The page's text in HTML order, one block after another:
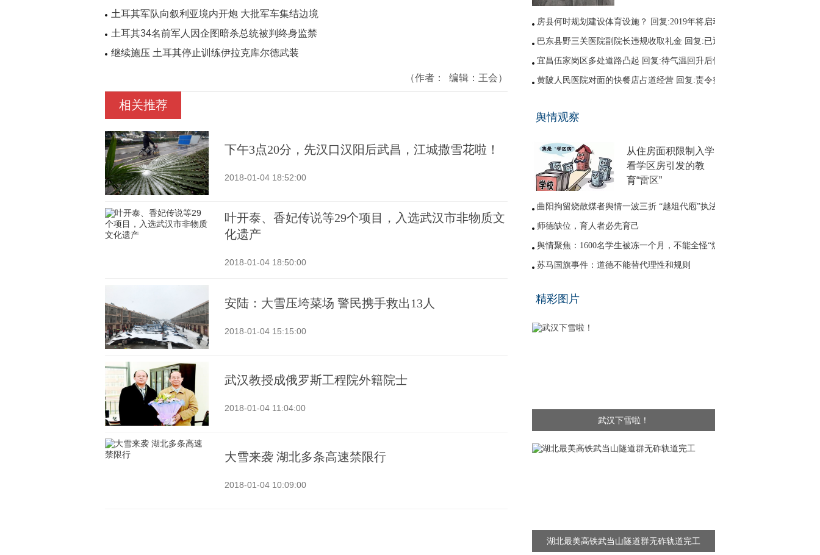
土耳其军队向叙利亚境内开炮 大批军车集结边境
土耳其34名前军人因企图暗杀总统被判终身监禁
继续施压 土耳其停止训练伊拉克库尔德武装
（作者： 编辑： 王会）
相关推荐
下午3点20分，先汉口汉阳后武昌，江城撒雪花啦！
2018-01-04 18:52:00
叶开泰、香妃传说等29个项目，入选武汉市非物质文
化遗产
2018-01-04 18:50:00
安陆：大雪压垮菜场 警民携手救出13人
2018-01-04 15:15:00
武汉教授成俄罗斯工程院外籍院士
2018-01-04 11:04:00
大雪来袭 湖北多条高速禁限行
2018-01-04 10:09:00
房县何时规划建设体育设施？ 回复:2019年将启动
巴东县野三关医院副院长违规收取礼金 回复:已退回
宜昌伍家岗区多处道路凸起 回复:待气温回升后修补
黄陂人民医院对面的快餐店占道经营 回复:责令整改
网友建议调整鱼梁洲循环线路 回复:没有客流支撑
舆情观察
从住房面积限制入学
看学区房引发的教
育“雷区”
曲阳拘留烧散煤者舆情一波三折 “越俎代庖”执法引质疑
师德缺位，育人者必先育己
舆情聚焦：1600名学生被冻一个月，不能全怪“煤改气”
苏马国旗事件：道德不能替代理性和规则
精彩图片
武汉下雪啦！
湖北最美高铁武当山隧道群无砟轨道完工